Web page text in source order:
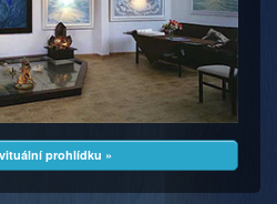
prohlídku »